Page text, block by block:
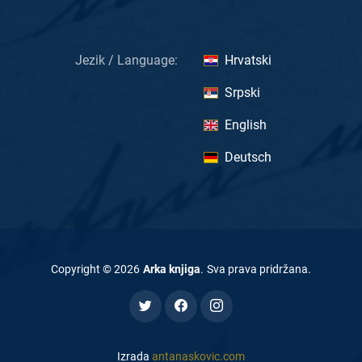
Jezik / Language: Hrvatski
Srpski
English
Deutsch
Copyright ©2026 Arka knjiga. Sva prava pridržana.
Izrada antanaskovic.com